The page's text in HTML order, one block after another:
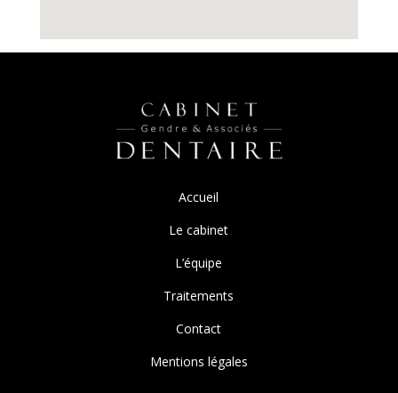
Accueil
Le cabinet
L’équipe
Traitements
Contact
Mentions légales